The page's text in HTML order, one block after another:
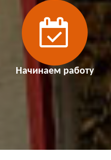
Начинаем работу